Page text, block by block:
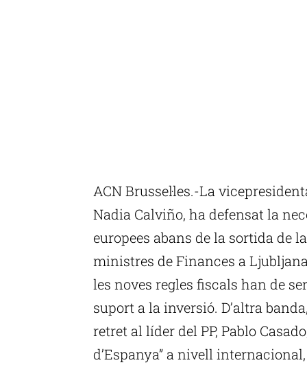
ACN Brussel·les.-La
Nadia Calviño, ha defensat la
europees abans de la sortida de
ministres de Finances a
les noves regles fiscals han de
suport a la inversió. D’altra
retret al líder del PP, Pablo
d’Espanya” a nivell